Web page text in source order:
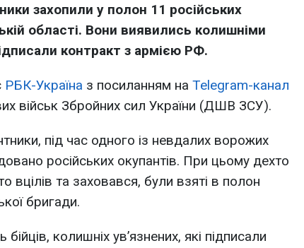
захопили у полон 11 російських
області. Вони виявились колишніми
контракт з армією РФ.
РБК-Україна з посиланням на Telegram-канал
військ Збройних сил України (ДШВ ЗСУ).
під час одного із невдалих ворожих
російських окупантів. При цьому дехто
вцілів та заховався, були взяті в полон
бригади.
колишніх увʼязнених, які підписали